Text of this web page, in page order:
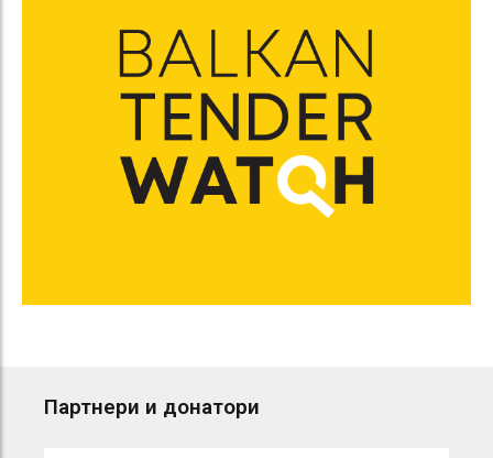
Партнери и донатори